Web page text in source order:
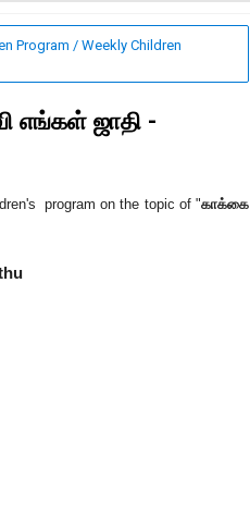
Program / Weekly Children
எங்கள் ஜாதி -
program on the topic of "காக்கை